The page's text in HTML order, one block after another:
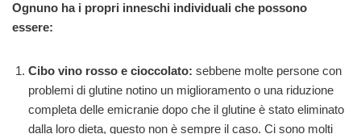
Ognuno ha i propri inneschi individuali che possono
essere:
Cibo vino rosso e cioccolato: sebbene molte persone con
problemi di glutine notino un miglioramento o una riduzione
completa delle emicranie dopo che il glutine è stato eliminato
dalla loro dieta, questo non è sempre il caso. Ci sono molti